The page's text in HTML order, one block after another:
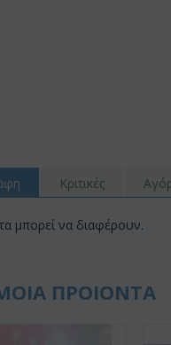
Κριτικές
μπορεί να διαφέρουν.
ΠΡΟΙΟΝΤΑ